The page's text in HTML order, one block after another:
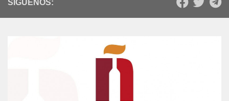
SÍGUENOS: